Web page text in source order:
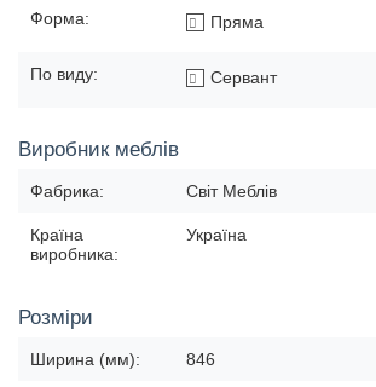
Форма: Пряма
По виду: Сервант
Виробник меблів
Фабрика: Світ Меблів
Країна
виробника:
Україна
Розміри
Ширина (мм): 846